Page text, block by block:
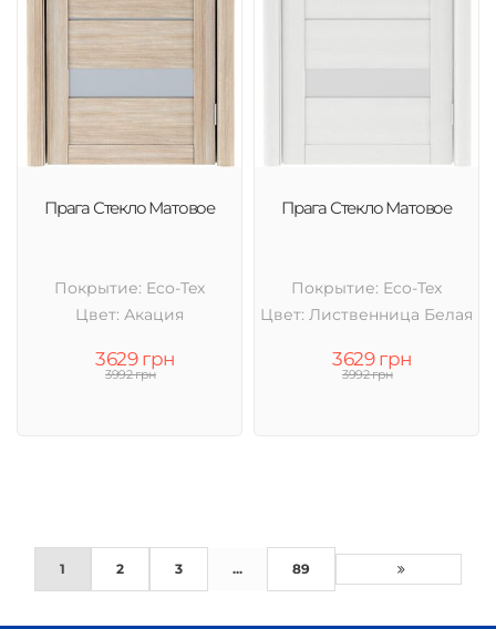
Прага Стекло Матовое
Покрытие: Eco-Tex
Цвет: Акация
3629 грн
3992 грн
Прага Стекло Матовое
Покрытие: Eco-Tex
Цвет: Лиственница Белая
3629 грн
3992 грн
1 2 3 ... 89